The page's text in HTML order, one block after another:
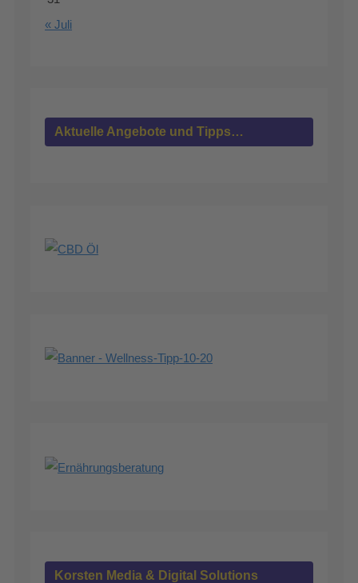
« Juli
Aktuelle Angebote und Tipps…
Korsten Media & Digital Solutions